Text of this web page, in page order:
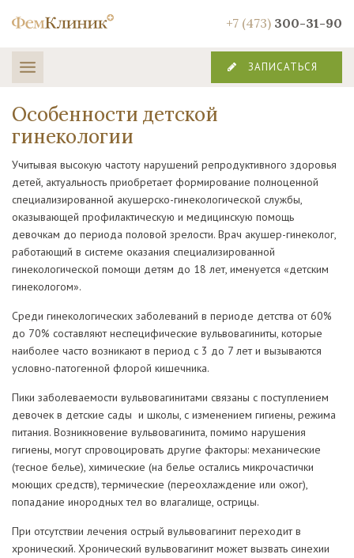
+7 (473) 300-31-90
ЗАПИСАТЬСЯ
Особенности детской
гинекологии
Учитывая высокую частоту нарушений репродуктивного здоровья
детей, актуальность приобретает формирование полноценной
специализированной акушерско-гинекологической службы,
оказывающей профилактическую и медицинскую помощь
девочкам до периода половой зрелости. Врач акушер-гинеколог,
работающий в системе оказания специализированной
гинекологической помощи детям до 18 лет, именуется «детским
гинекологом».
Среди гинекологических заболеваний в периоде детства от 60%
до 70% составляют неспецифические вульвовагиниты, которые
наиболее часто возникают в период с 3 до 7 лет и вызываются
условно-патогенной флорой кишечника.
Пики заболеваемости вульвовагинитами связаны с поступлением
девочек в детские сады и школы, с изменением гигиены, режима
питания. Возникновение вульвовагинита, помимо нарушения
гигиены, могут спровоцировать другие факторы: механические
(тесное белье), химические (на белье остались микрочастички
моющих средств), термические (переохлаждение или ожог),
попадание инородных тел во влагалище, острицы.
При отсутствии лечения острый вульвовагинит переходит в
хронический. Хронический вульвовагинит может вызвать синехии